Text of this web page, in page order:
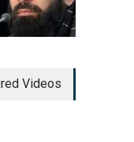
Videos